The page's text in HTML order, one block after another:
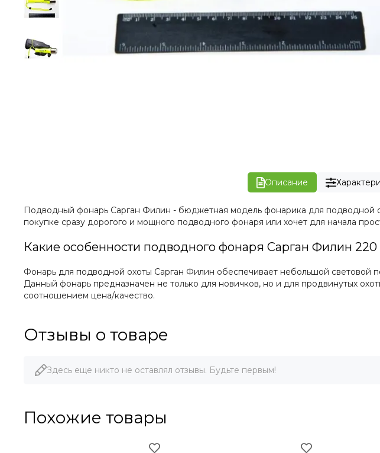
Описание
Подводный фонарь Сарган Филин - бюджетная модель фонарика для подводной
покупке сразу дорогого и мощного подводного фонаря или хочет для начала
Какие особенности подводного фонаря Сарган Филин
Фонарь для подводной охоты Сарган Филин обеспечивает небольшой световой
Данный фонарь предназначен не только для новичков, но и для продвинутых
соотношением цена/качество.
Отзывы о товаре
Здесь еще никто не оставлял отзывы. Будьте первым!
Похожие товары